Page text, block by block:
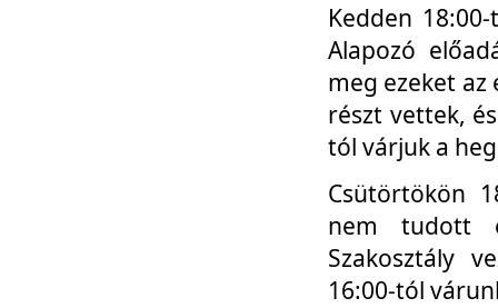
Kedden
Alapozó
meg ezeket
részt vettek,
tól várjuk a
Csütörtökön
nem tudott
Szakosztály
16:00-tól